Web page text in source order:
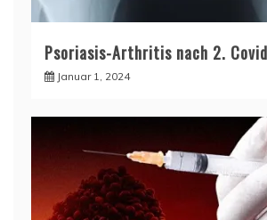
Psoriasis-Arthritis nach 2.
Januar 1, 2024